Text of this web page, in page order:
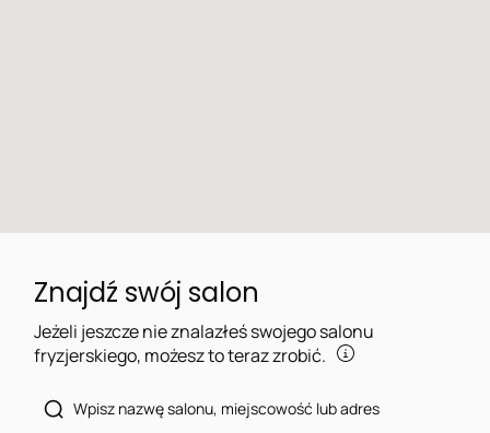
Znajdź swój salon
Jeżeli jeszcze nie znalazłeś swojego salonu
fryzjerskiego, możesz to teraz zrobić.